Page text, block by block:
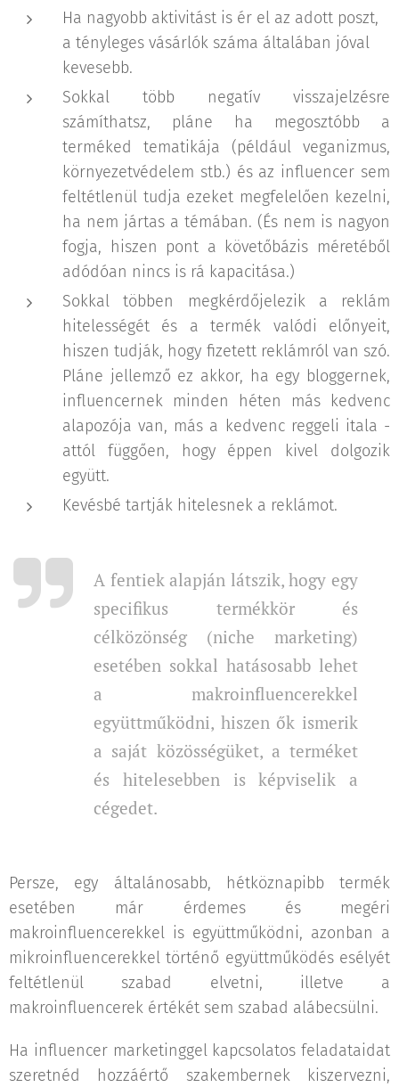
Ha nagyobb aktivitást is ér el az adott poszt,
a tényleges vásárlók száma általában jóval
kevesebb.
Sokkal több negatív visszajelzésre
számíthatsz, pláne ha megosztóbb a
terméked tematikája (például veganizmus,
környezetvédelem stb.) és az influencer sem
feltétlenül tudja ezeket megfelelően kezelni,
ha nem jártas a témában. (És nem is nagyon
fogja, hiszen pont a követőbázis méretéből
adódóan nincs is rá kapacitása.)
Sokkal többen megkérdőjelezik a reklám
hitelességét és a termék valódi előnyeit,
hiszen tudják, hogy fizetett reklámról van szó.
Pláne jellemző ez akkor, ha egy bloggernek,
influencernek minden héten más kedvenc
alapozója van, más a kedvenc reggeli itala -
attól függően, hogy éppen kivel dolgozik
együtt.
Kevésbé tartják hitelesnek a reklámot.
A fentiek alapján látszik, hogy egy
specifikus termékkör és
célközönség (niche marketing)
esetében sokkal hatásosabb lehet
a makroinfluencerekkel
együttműködni, hiszen ők ismerik
a saját közösségüket, a terméket
és hitelesebben is képviselik a
cégedet.
Persze, egy általánosabb, hétköznapibb termék
esetében már érdemes és megéri
makroinfluencerekkel is együttműködni, azonban a
mikroinfluencerekkel történő együttműködés esélyét
feltétlenül szabad elvetni, illetve a
makroinfluencerek értékét sem szabad alábecsülni.
Ha influencer marketinggel kapcsolatos feladataidat
szeretnéd hozzáértő szakembernek kiszervezni,